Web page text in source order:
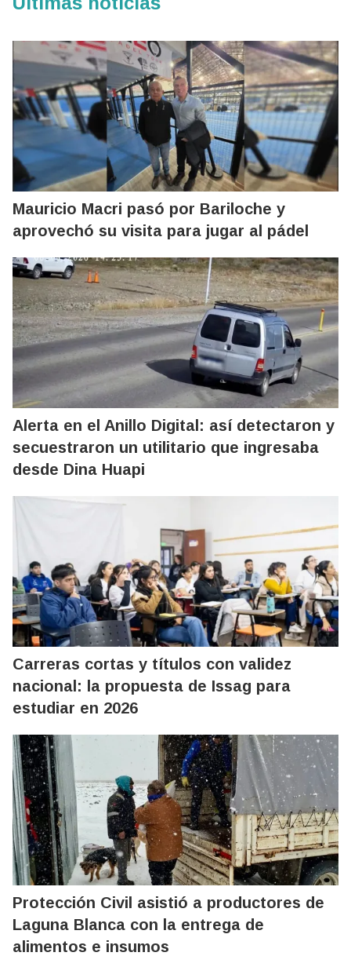
Mauricio Macri pasó por Bariloche y
aprovechó su visita para jugar al pádel
Alerta en el Anillo Digital: así detectaron y
secuestraron un utilitario que ingresaba
desde Dina Huapi
Carreras cortas y títulos con validez
nacional: la propuesta de Issag para
estudiar en 2026
Protección Civil asistió a productores de
Laguna Blanca con la entrega de
alimentos e insumos